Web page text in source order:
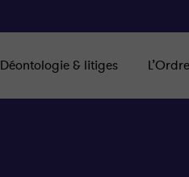
Déontologie & litiges L’Ordre